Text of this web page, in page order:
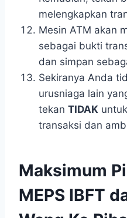
melengkapkan
Mesin ATM akan
sebagai bukti
dan simpan
Sekiranya Anda
urusniaga lain
tekan TIDAK
transaksi dan
Maksimum
MEPS IBFT